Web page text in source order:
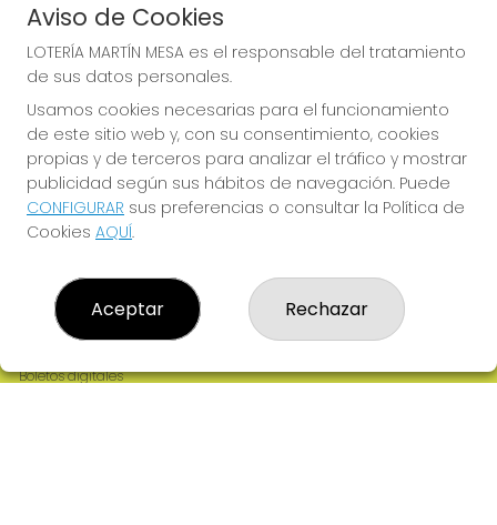
Imagen anterior
LOTERÍA MARTÍN MESA
Resultados
Contacto
Empresas
Boletos digitales
Aviso de Cookies
LOTERÍA MARTÍN MESA es el responsable del tratamiento
de sus datos personales.
Usamos cookies necesarias para el funcionamiento
de este sitio web y, con su consentimiento, cookies
propias y de terceros para analizar el tráfico y mostrar
publicidad según sus hábitos de navegación. Puede
CONFIGURAR sus preferencias o consultar la Política de
Cookies AQUÍ.
Aceptar Rechazar